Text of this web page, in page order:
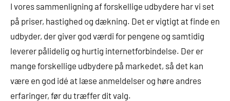
I vores sammenligning af forskellige udbydere har vi set
på priser, hastighed og dækning. Det er vigtigt at finde en
udbyder, der giver god værdi for pengene og samtidig
leverer pålidelig og hurtig internetforbindelse. Der er
mange forskellige udbydere på markedet, så det kan
være en god idé at læse anmeldelser og høre andres
erfaringer, før du træffer dit valg.